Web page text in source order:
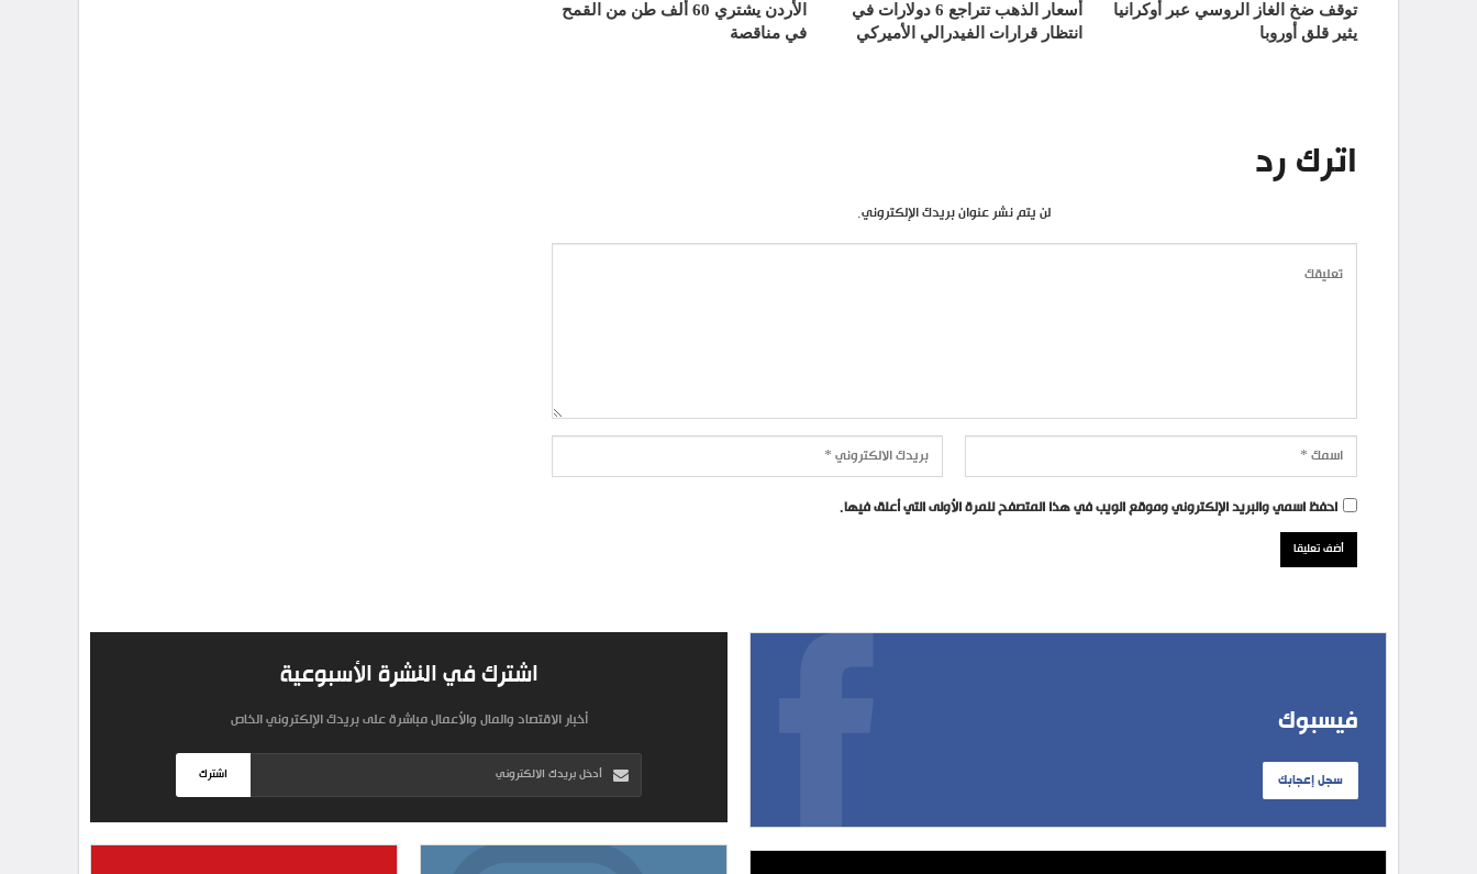
توقف ضخ الغاز الروسي عبر أوكرانيا
يثير قلق أوروبا
أسعار الذهب تتراجع 6 دولارات في
انتظار قرارات الفيدرالي الأميركي
الأردن يشتري 60 ألف طن من القمح
في مناقصة
اترك رد
لن يتم نشر عنوان بريدك الإلكتروني.
احفظ اسمي والبريد الإلكتروني وموقع الويب في هذا المتصفح للمرة الأولى التي أعلق فيها.
فيسبوك
سجل إعجابك
اشترك في النشرة الأسبوعية
أخبار الاقتصاد والمال والأعمال مباشرة على بريدك الإلكتروني الخاص
اشترك